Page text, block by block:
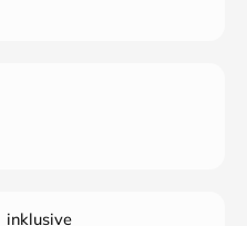
inklusive